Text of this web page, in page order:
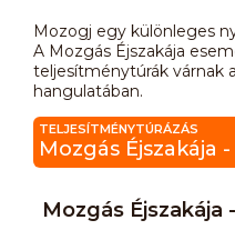
Mozogj egy különleges
A Mozgás Éjszakája
teljesítménytúrák várnak
hangulatában.
TELJESÍTMÉNYTÚRÁZÁS
Mozgás Éjszakája -
Mozgás Éjszakája